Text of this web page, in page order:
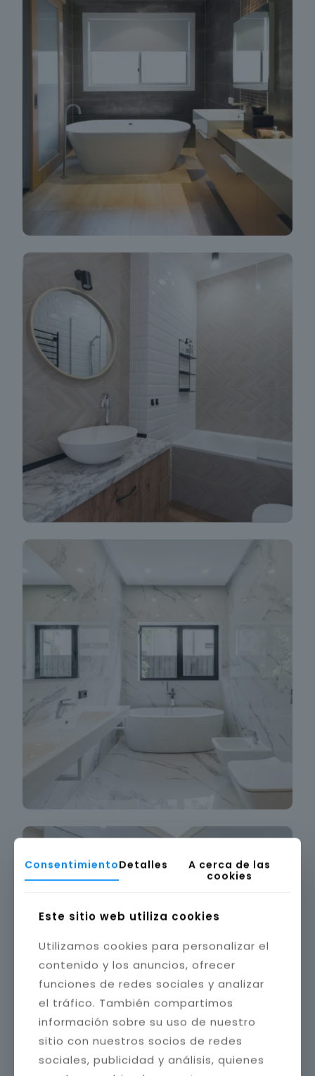
ConsentimientoDetalles
A cerca de las
cookies
Este sitio web utiliza cookies
Utilizamos cookies para personalizar el
contenido y los anuncios, ofrecer
funciones de redes sociales y analizar
el tráfico. También compartimos
información sobre su uso de nuestro
sitio con nuestros socios de redes
sociales, publicidad y análisis, quienes